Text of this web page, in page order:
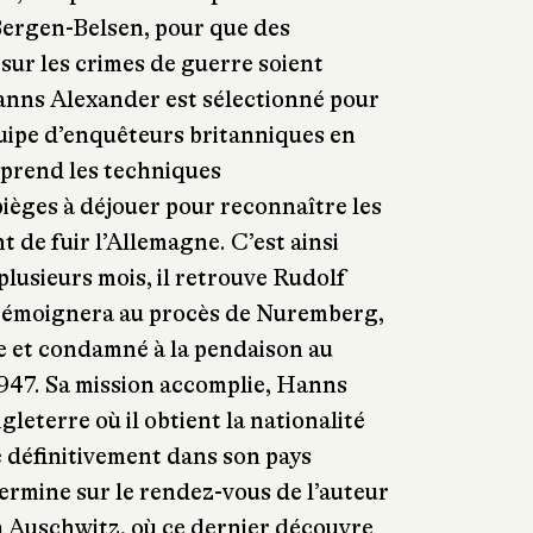
Belsen, pour que des
les crimes de guerre soient
Alexander est sélectionné pour
d’enquêteurs britanniques en
les techniques
à déjouer pour reconnaître les
de fuir l’Allemagne. C’est ainsi
mois, il retrouve Rudolf
au procès de Nuremberg,
condamné à la pendaison au
Sa mission accomplie, Hanns
où il obtient la nationalité
dans son pays
sur le rendez-vous de l’auteur
où ce dernier découvre